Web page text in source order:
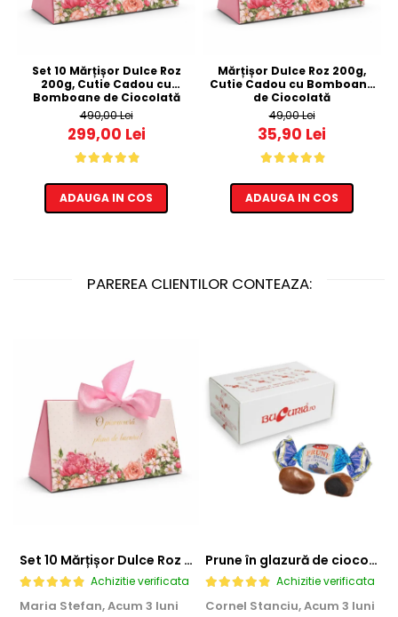
Set 10 Mărțișor Dulce Roz
200g, Cutie Cadou cu
Bomboane de Ciocolată
490,00 Lei
299,00 Lei
ADAUGA IN COS
Mărțișor Dulce Roz 200g,
Cutie Cadou cu Bomboane
de Ciocolată
49,00 Lei
35,90 Lei
ADAUGA IN COS
PAREREA CLIENTILOR CONTEAZA:
Set 10 Mărțișor Dulce Roz 200g, Cutie Cadou cu Bomboane de Ciocolată
Achizitie verificata
Maria Stefan,Acum 3 luni
Prune în glazură de ciocolată 2,3 KG
Achizitie verificata
Cornel Stanciu,Acum 3 luni